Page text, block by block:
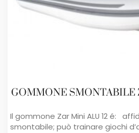
GOMMONE SMONTABILE
Il gommone Zar Mini ALU 12 é:
smontabile; può trainare giochi